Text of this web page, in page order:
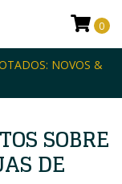
NOVOS &
0
SOBRE
DE